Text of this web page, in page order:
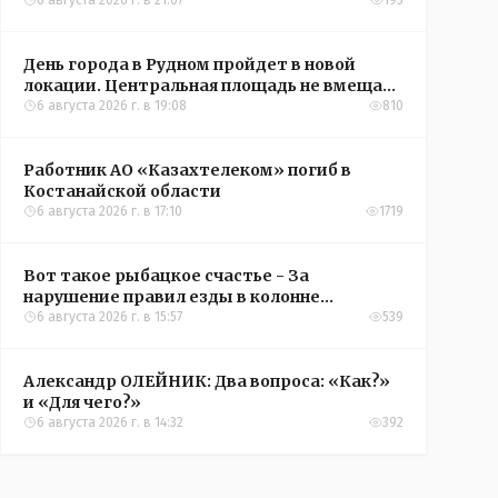
День города в Рудном пройдет в новой
локации. Центральная площадь не вмещает
всех желающих
6 августа 2026 г. в 19:08 810
Работник АО «Казахтелеком» погиб в
Костанайской области
6 августа 2026 г. в 17:10 1719
Вот такое рыбацкое счастье - За
нарушение правил езды в колонне
оштрафовали участников соревнований в
6 августа 2026 г. в 15:57 539
Александр ОЛЕЙНИК: Два вопроса: «Как?»
и «Для чего?»
6 августа 2026 г. в 14:32 392